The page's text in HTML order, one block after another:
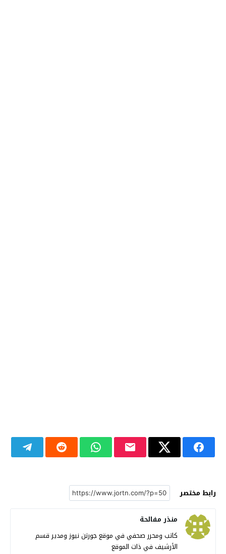
رابط مختصر
منذر مفالحة
كاتب ومحرر صحفي في موقع جورتن نيوز ومدير قسم
الأرشيف في ذات الموقع